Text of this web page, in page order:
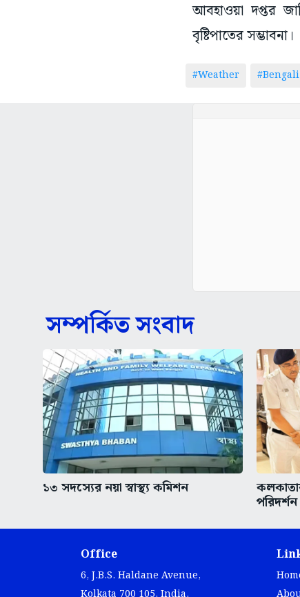
আবহাওয়া দপ্তর
বৃষ্টিপাতের সম্ভাবনা।
#Weather
সম্পর্কিত সংবাদ
১৩ সদস্যের নয়া স্বাস্থ্য কমিশন
Office
6, J.B.S. Haldane Avenue,